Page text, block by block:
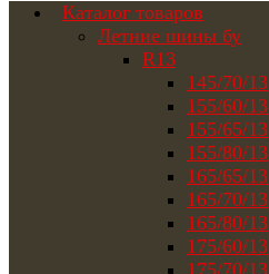
Каталог товаров
Летние шины бу
R13
145/70/13
155/60/13
155/65/13
155/80/13
165/65/13
165/70/13
165/80/13
175/60/13
175/70/13